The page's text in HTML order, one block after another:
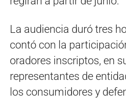
La audiencia duró tres
contó con la
oradores inscriptos, en
representantes de
los consumidores y